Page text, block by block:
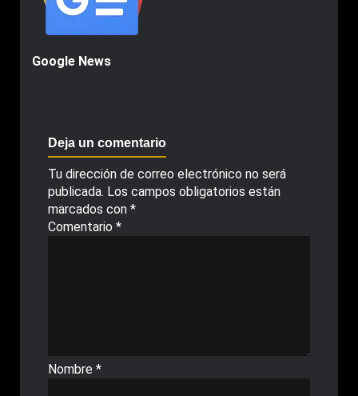
Google News
Deja un comentario
Tu dirección de correo electrónico no será
publicada. Los campos obligatorios están
marcados con *
Comentario *
Nombre *